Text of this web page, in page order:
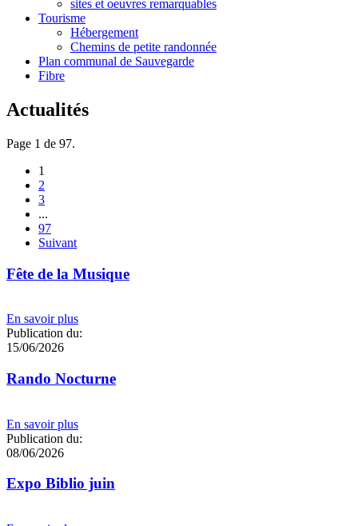
sites et oeuvres remarquables
Tourisme
Hébergement
Chemins de petite randonnée
Plan communal de Sauvegarde
Fibre
Actualités
Page 1 de 97.
1
2
3
...
97
Suivant
Fête de la Musique
En savoir plus
Publication du:
15/06/2026
Rando Nocturne
En savoir plus
Publication du:
08/06/2026
Expo Biblio juin